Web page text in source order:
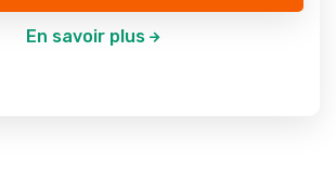
En savoir plus